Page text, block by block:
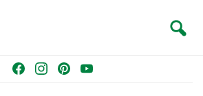
Y
a